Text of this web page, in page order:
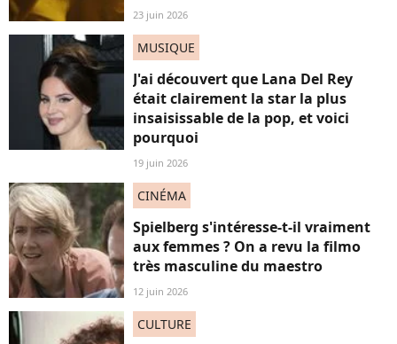
23 juin 2026
MUSIQUE
J'ai découvert que Lana Del Rey
était clairement la star la plus
insaisissable de la pop, et voici
pourquoi
19 juin 2026
CINÉMA
Spielberg s'intéresse-t-il vraiment
aux femmes ? On a revu la filmo
très masculine du maestro
12 juin 2026
CULTURE